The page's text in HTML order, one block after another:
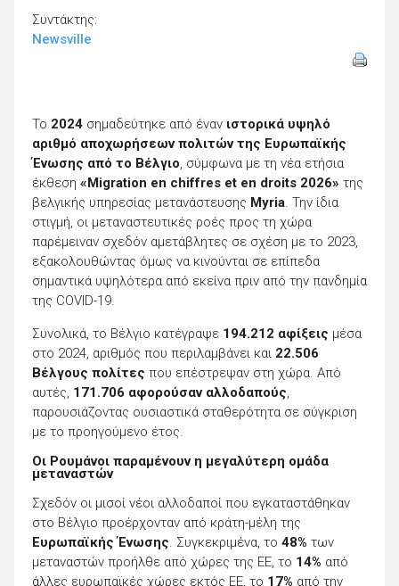
Συντάκτης:
Newsville
Το 2024 σημαδεύτηκε από έναν ιστορικά υψηλό
αριθμό αποχωρήσεων πολιτών της Ευρωπαϊκής
Ένωσης από το Βέλγιο, σύμφωνα με τη νέα ετήσια
έκθεση «Migration en chiffres et en droits 2026» της
βελγικής υπηρεσίας μετανάστευσης Myria. Την ίδια
στιγμή, οι μεταναστευτικές ροές προς τη χώρα
παρέμειναν σχεδόν αμετάβλητες σε σχέση με το 2023,
εξακολουθώντας όμως να κινούνται σε επίπεδα
σημαντικά υψηλότερα από εκείνα πριν από την πανδημία
της COVID-19.
Συνολικά, το Βέλγιο κατέγραψε 194.212 αφίξεις μέσα
στο 2024, αριθμός που περιλαμβάνει και 22.506
Βέλγους πολίτες που επέστρεψαν στη χώρα. Από
αυτές, 171.706 αφορούσαν αλλοδαπούς,
παρουσιάζοντας ουσιαστικά σταθερότητα σε σύγκριση
με το προηγούμενο έτος.
Οι Ρουμάνοι παραμένουν η μεγαλύτερη ομάδα
μεταναστών
Σχεδόν οι μισοί νέοι αλλοδαποί που εγκαταστάθηκαν
στο Βέλγιο προέρχονταν από κράτη-μέλη της
Ευρωπαϊκής Ένωσης. Συγκεκριμένα, το 48% των
μεταναστών προήλθε από χώρες της ΕΕ, το 14% από
άλλες ευρωπαϊκές χώρες εκτός ΕΕ, το 17% από την